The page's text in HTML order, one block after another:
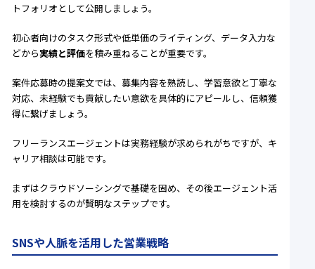
トフォリオとして公開しましょう。
初心者向けのタスク形式や低単価のライティング、データ入力な
どから実績と評価を積み重ねることが重要です。
案件応募時の提案文では、募集内容を熟読し、学習意欲と丁寧な
対応、未経験でも貢献したい意欲を具体的にアピールし、信頼獲
得に繋げましょう。
フリーランスエージェントは実務経験が求められがちですが、キ
ャリア相談は可能です。
まずはクラウドソーシングで基礎を固め、その後エージェント活
用を検討するのが賢明なステップです。
SNSや人脈を活用した営業戦略